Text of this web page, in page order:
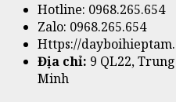
Hotline: 0968.265.654
Zalo: 0968.265.654
Https://
Địa chỉ: 9 QL22,
Minh